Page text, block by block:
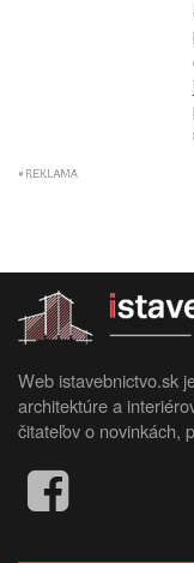
Web istavebnictvo.sk
architektúre a
čitateľov o novinkách,